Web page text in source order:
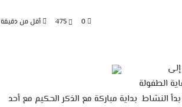
0
475 أقل من دقيقة
الطفولة
نشاطهاالأسبوعي هذه المرة للفئة العمرية من 9 – 13 سنة ،وذلك 16/04/2010 بدأ النشاط بداية مباركة مع الذكر الحكيم مع أحد